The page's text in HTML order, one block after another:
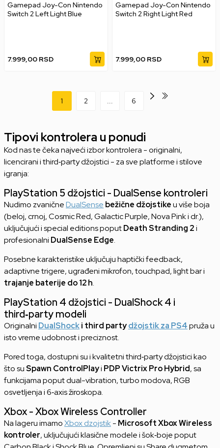
Gamepad Joy-Con Nintendo
Switch 2 Left Light Blue
7.999,00 RSD
Gamepad Joy-Con Nintendo
Switch 2 Right Light Red
7.999,00 RSD
1 2 ... 6
Tipovi kontrolera u ponudi
Kod nas te čeka najveći izbor kontrolera - originalni,
licencirani i third‑party džojstici - za sve platforme i stilove
igranja:
PlayStation 5 džojstici - DualSense kontroleri
Nudimo zvaničneDualSense bežične džojstikeu više boja
(beloj, crnoj, Cosmic Red, Galactic Purple, Nova Pink i dr.),
uključujući i special editions poputDeath Stranding 2i
profesionalni DualSense Edge.
Posebne karakteristike uključuju haptički feedback,
adaptivne trigere, ugrađeni mikrofon, touchpad, light bar i
trajanje baterije do 12 h.
PlayStation 4 džojstici - DualShock 4 i
third‑party modeli
Originalni DualShocki third partydžojstik za PS4pruža u
isto vreme udobnost i preciznost.
Pored toga, dostupni su i kvalitetni third‑party džojstici kao
što suSpawn ControlPlayi PDP Victrix Pro Hybrid, sa
funkcijama poput dual-vibration, turbo modova, RGB
osvetljenja i 6‑axis žiroskopa.
Xbox - Xbox Wireless Controller
Na lageru imamoXbox dzojstik- Microsoft Xbox Wireless
kontroler, uključujući klasične modele i šok‑boje poput